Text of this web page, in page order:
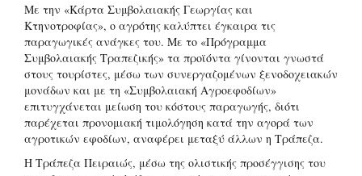
Με την «Κάρτα Συμβολαιακής Γεωργίας και
Κτηνοτροφίας», ο αγρότης καλύπτει έγκαιρα τις
παραγωγικές ανάγκες του. Με το «Πρόγραμμα
Συμβολαιακής Τραπεζικής» τα προϊόντα γίνονται γνωστά
στους τουρίστες, μέσω των συνεργαζομένων ξενοδοχειακών
μονάδων και με τη «Συμβολαιακή Αγροεφοδίων»
επιτυγχάνεται μείωση του κόστους παραγωγής, διότι
παρέχεται προνομιακή τιμολόγηση κατά την αγορά των
αγροτικών εφοδίων, αναφέρει μεταξύ άλλων η Τράπεζα.
Η Τράπεζα Πειραιώς, μέσω της ολιστικής προσέγγισης του